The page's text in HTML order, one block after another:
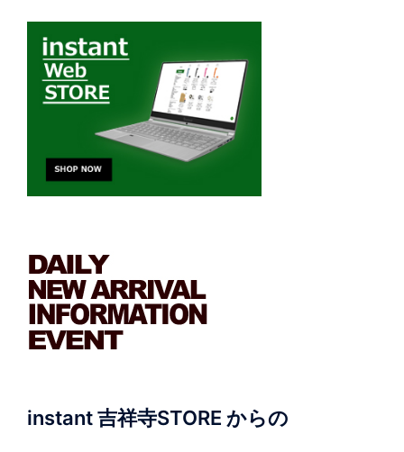
instant 吉祥寺STORE からの